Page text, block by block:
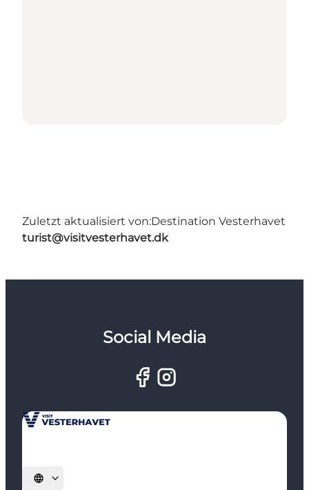
Zuletzt aktualisiert von:Destination Vesterhavet
turist@visitvesterhavet.dk
Social Media
Sprache auswählen